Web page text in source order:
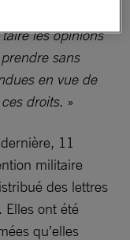
de la
les opinions
sans
en vue de
droits. »
11
militaire
des lettres
ont été
qu’elles